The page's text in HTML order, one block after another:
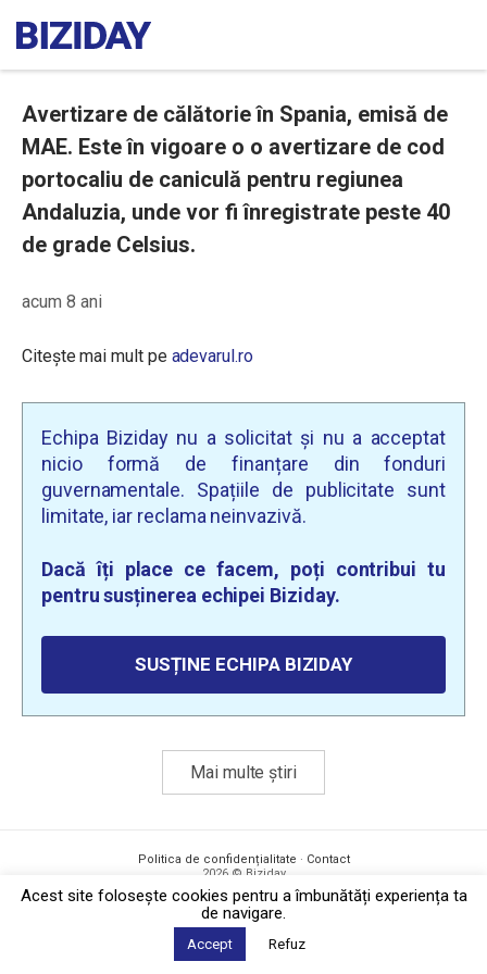
Avertizare de călătorie în Spania, emisă de
MAE. Este în vigoare o o avertizare de cod
portocaliu de caniculă pentru regiunea
Andaluzia, unde vor fi înregistrate peste 40
de grade Celsius.
acum 8 ani
Citește mai mult pe adevarul.ro
Echipa Biziday nu a solicitat și nu a acceptat
nicio formă de finanțare din fonduri
guvernamentale. Spațiile de publicitate sunt
limitate, iar reclama neinvazivă.
Dacă îți place ce facem, poți contribui tu
pentru susținerea echipei Biziday.
SUSȚINE ECHIPA BIZIDAY
Mai multe știri
Politica de confidențialitate · Contact
2026 © Biziday
Acest site foloseşte cookies pentru a îmbunătăți experiența ta
de navigare.
Accept Refuz